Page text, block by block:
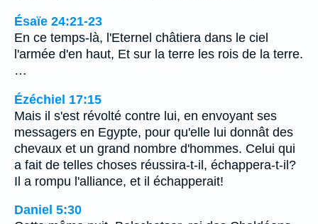
Ésaïe 24:21-23
En ce temps-là, l'Eternel châtiera dans le ciel
l'armée d'en haut, Et sur la terre les rois de la terre.
…
Ézéchiel 17:15
Mais il s'est révolté contre lui, en envoyant ses
messagers en Egypte, pour qu'elle lui donnât des
chevaux et un grand nombre d'hommes. Celui qui
a fait de telles choses réussira-t-il, échappera-t-il?
Il a rompu l'alliance, et il échapperait!
Daniel 5:30